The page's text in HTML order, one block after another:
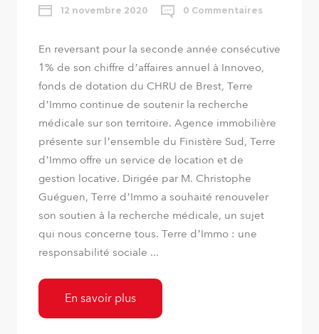
12 novembre 2020 0 Commentaires
En reversant pour la seconde année consécutive
1% de son chiffre d’affaires annuel à Innoveo,
fonds de dotation du CHRU de Brest, Terre
d’Immo continue de soutenir la recherche
médicale sur son territoire. Agence immobilière
présente sur l’ensemble du Finistère Sud, Terre
d’Immo offre un service de location et de
gestion locative. Dirigée par M. Christophe
Guéguen, Terre d’Immo a souhaité renouveler
son soutien à la recherche médicale, un sujet
qui nous concerne tous. Terre d’Immo : une
responsabilité sociale ...
En savoir plus